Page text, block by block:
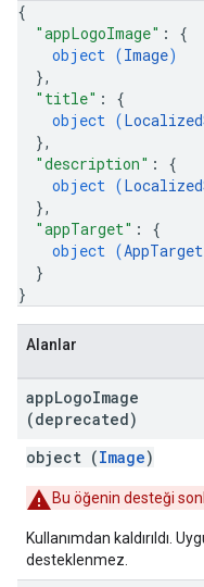
{
"appLogoImage" : {
object (Image)
},
"title" : {
object (
},
"description" : {
object (
},
"appTarget" : {
object (AppTarget
}
}
Alanlar
appLogoImage
(deprecated)
object (Image)
Bu öğenin desteği
Kullanımdan kaldırıldı.
desteklenmez.